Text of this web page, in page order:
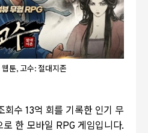
툰, 고수: 절대지존
회수13억 회를 기록한 인기 무
로 한 모바일 RPG 게임입니다.